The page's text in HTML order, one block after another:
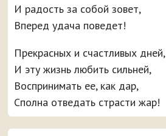
И радость за собой зовет,
Вперед удача поведет!
Прекрасных и счастливых дней,
И эту жизнь любить сильней,
Воспринимать ее, как дар,
Сполна отведать страсти жар!